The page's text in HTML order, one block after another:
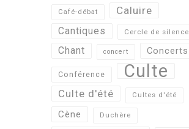
Café-débat Caluire
Cantiques Cercle de silence
Chant concert Concerts
Conférence Culte
Culte d'été Cultes d'été
Cène Duchère